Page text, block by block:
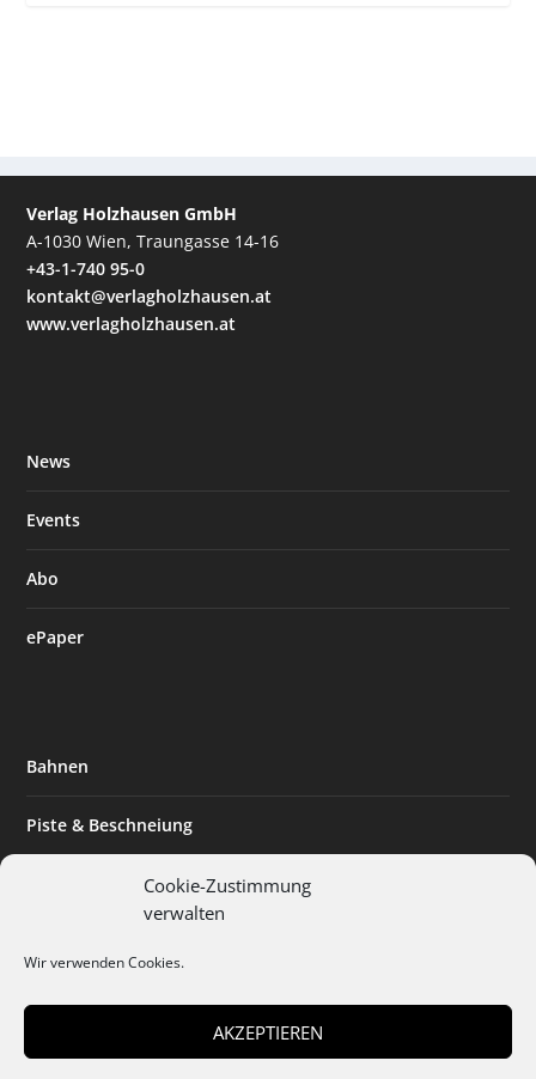
Cookie-Zustimmung
verwalten
Wir verwenden Cookies.
AKZEPTIEREN
Verlag Holzhausen GmbH
A-1030 Wien, Traungasse 14-16
+43-1-740 95-0
kontakt@verlagholzhausen.at
www.verlagholzhausen.at
News
Events
Abo
ePaper
Bahnen
Piste & Beschneiung
Expertise & Technik